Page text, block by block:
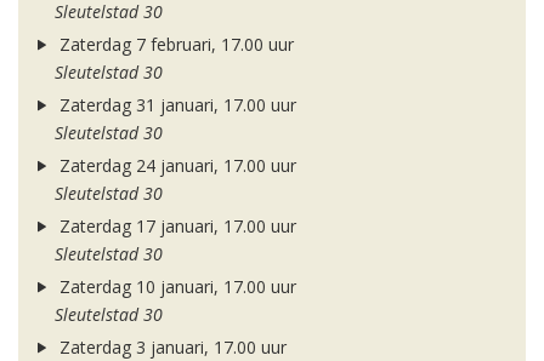
Sleutelstad 30
Zaterdag 7 februari, 17.00 uur
Sleutelstad 30
Zaterdag 31 januari, 17.00 uur
Sleutelstad 30
Zaterdag 24 januari, 17.00 uur
Sleutelstad 30
Zaterdag 17 januari, 17.00 uur
Sleutelstad 30
Zaterdag 10 januari, 17.00 uur
Sleutelstad 30
Zaterdag 3 januari, 17.00 uur